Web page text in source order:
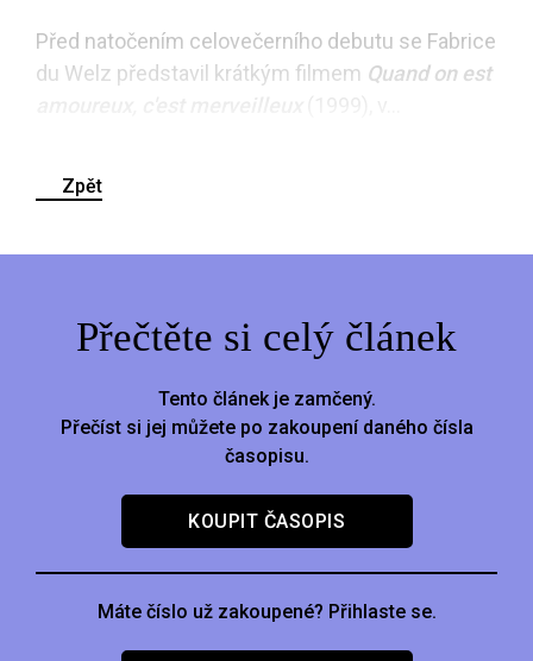
Před natočením celovečerního debutu se Fabrice
du Welz představil krátkým filmem Quand on est
Zpět
Přečtěte si celý článek
Tento článek je zamčený.
Přečíst si jej můžete po zakoupení daného čísla
časopisu.
KOUPIT ČASOPIS
Máte číslo už zakoupené? Přihlaste se.